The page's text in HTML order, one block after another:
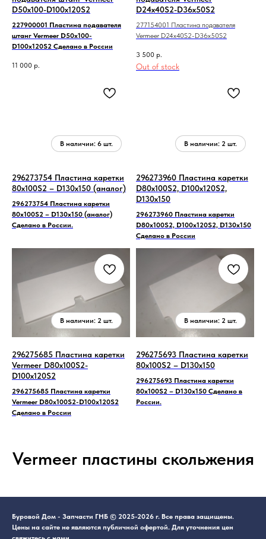
D50x100-D100x120S2
227900001 Пластина подавателя
штанг Vermeer D50x100-
D100x120S2 Сделано в России
11 000 р.
D24x40S2-D36x50S2
277154001 Пластина подавателя
Vermeer D24x40S2-D36x50S2
3 500 р.
Out of stock
296273754 Пластина каретки
80х100S2 – D130x150 (аналог)
296273754 Пластина каретки
80х100S2 – D130x150 (аналог)
Сделано в России.
296273960 Пластина каретки
D80x100S2, D100x120S2,
D130x150
296273960 Пластина каретки
D80x100S2, D100x120S2, D130x150
Сделано в России
296275685 Пластина каретки
Vermeer D80x100S2-
D100x120S2
296275685 Пластина каретки
Vermeer D80x100S2-D100x120S2
Сделано в России
296275693 Пластина каретки
80х100S2 – D130x150
296275693 Пластина каретки
80х100S2 – D130x150 Сделано в
России.
Vermeer пластины скольжения
Буровой Дом - Запчасти ГНБ © 2025-2026 г. Все права защищены.
Цены на сайте не являются публичной офертой. Для уточнения цен